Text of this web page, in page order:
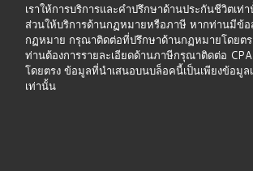
เราให้การบริการและคำปรึกษาด้านประกันชีวิตเท่
ส่วนให้บริการด้านกฏหมายหรือภาษี หากท่านมีข้อ
กฏหมาย กรุณาติดต่อที่ปรึกษาด้านกฏหมายโดยตร
ท่านต้องการรายละเอียดด้านภาษีกรุณาติดต่อ
โดยตรง ข้อมูลที่นำเสนอบนบล็อคนี้เป็นเพียงข้อมูล
เท่านั้น